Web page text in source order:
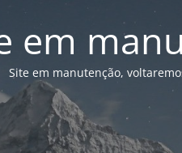
em
Site em manutenção,